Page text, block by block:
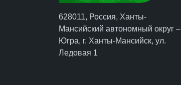
628011, Россия, Ханты-
Мансийский автономный округ –
Югра, г. Ханты-Мансийск, ул.
Ледовая 1